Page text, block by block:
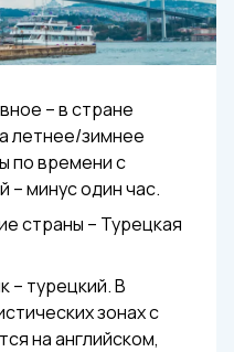
– в стране
летнее/зимнее
по времени с
– минус один час.
страны – Турецкая
– турецкий. В
зонах с
на английском,